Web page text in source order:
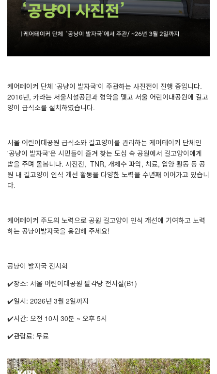
케어테이커 단체 '공냥이 발자국'이 주관하는 사진전이 진행 중입니다.
2016년, 카라는 서울시설공단과 협약을 맺고 서울 어린이대공원에 길고
양이 급식소를 설치하였습니다.
서울 어린이대공원 급식소와 길고양이를 관리하는 케어테이커 단체인
'공냥이 발자국'은 시민들이 즐겨 찾는 도심 속 공원에서 길고양이에게
밥을 주며 돌봅니다. 사진전, TNR, 개체수 파악, 치료, 입양 활동 등 공
원 내 길고양이 인식 개선 활동을 다양한 노력을 수년째 이어가고 있습니
다.
케어테이커 주도의 노력으로 공원 길고양이 인식 개선에 기여하고 노력
하는 공냥이발자국을 응원해 주세요!
공냥이 발자국 전시회
✔️장소: 서울 어린이대공원 팔각당 전시실(B1)
✔️일시: 2026년 3월 2일까지
✔️시간: 오전 10시 30분 ~ 오후 5시
✔️관람료: 무료